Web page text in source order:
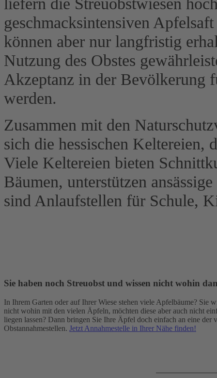
geschmacksintensiven
können aber nur langfristig
Nutzung des Obstes
Akzeptanz in der Bevölkerung
werden.
Zusammen mit den
sich die hessischen Keltereien,
Viele Keltereien bieten
Bäumen, unterstützen
sind Anlaufstellen für Schule,
Sie haben noch Streuobst und wissen nicht wohin
In Ihrem Garten oder auf Ihrer Wiese stehen viele Apfelbäume? Sie
nicht wohin mit den vielen Äpfeln, möchten diese aber auch nicht
liegen lassen? Dann bringen Sie Ihre Äpfel doch einfach an eine der
Obstannahmestellen. Jetzt Annahmestelle in Ihrer Nähe finden!